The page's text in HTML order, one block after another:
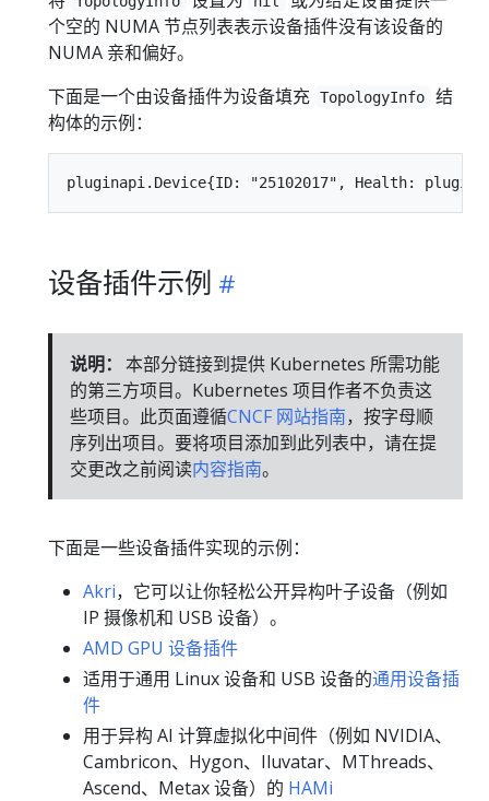
个空的 NUMA 节点列表表示设备插件没有该设备的
NUMA 亲和偏好。
下面是一个由设备插件为设备填充 TopologyInfo
结
构体的示例：
设备插件示例
说明： 本部分链接到提供 Kubernetes 所需功能
的第三方项目。Kubernetes 项目作者不负责这
些项目。此页面遵循CNCF 网站指南，按字母顺
序列出项目。要将项目添加到此列表中，请在提
交更改之前阅读内容指南。
下面是一些设备插件实现的示例：
Akri，它可以让你轻松公开异构叶子设备（例如
IP 摄像机和 USB 设备）。
AMD GPU 设备插件
适用于通用 Linux 设备和 USB 设备的通用设备插
件
用于异构 AI 计算虚拟化中间件（例如 NVIDIA、
Cambricon、Hygon、Iluvatar、MThreads、
Ascend、Metax 设备）的 HAMi